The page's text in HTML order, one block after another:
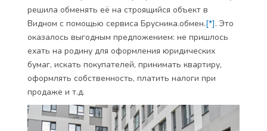
решила обменять её на строящийся объект в
Видном с помощью сервиса Брусника.обмен.[*]. Это
оказалось выгодным предложением: не пришлось
ехать на родину для оформления юридических
бумаг, искать покупателей, принимать квартиру,
оформлять собственность, платить налоги при
продаже и т.д.